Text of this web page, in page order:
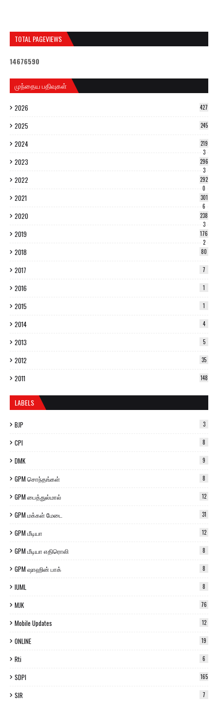
TOTAL PAGEVIEWS
14676590
முந்தைய பதிவுகள்
2026 427
2025 245
2024
219
3
2023
296
3
2022
292
0
2021
301
6
2020
238
3
2019
176
2
2018 80
2017 7
2016 1
2015 1
2014 4
2013 5
2012 35
2011 148
LABELS
BJP 3
CPI 8
DMK 9
GPM சொந்தங்கள் 8
GPM பைத்துல்மால் 12
GPM மக்கள் மேடை 31
GPM மீடியா 12
GPM மீடியா எதிரொலி 8
GPM ஷாஹின் பாக் 8
IUML 8
MJK 76
Mobile Updates 12
ONLINE 19
Rti 6
SDPI 165
SIR 7